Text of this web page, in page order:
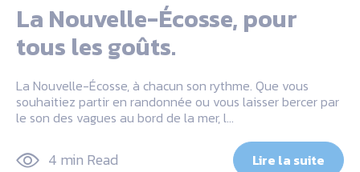
La Nouvelle-Écosse, pour
tous les goûts.
La Nouvelle-Écosse, à chacun son rythme. Que vous
souhaitiez partir en randonnée ou vous laisser bercer par
le son des vagues au bord de la mer, l…
4 min Read Lire la suite